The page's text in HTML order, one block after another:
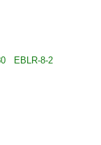
EBLR-8-2